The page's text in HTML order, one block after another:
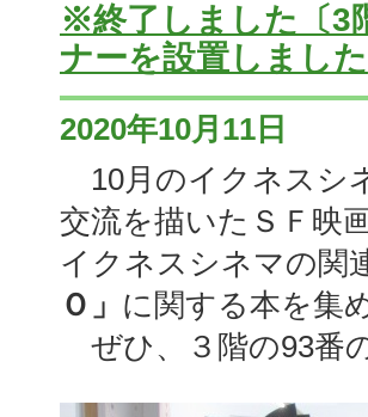
※終了しました〔3
ナーを設置しました
2020年10月11日
10月のイクネスシ
交流を描いたＳＦ映
イクネスシネマの関
Ｏ」 に関する本を集
ぜひ、３階の93番